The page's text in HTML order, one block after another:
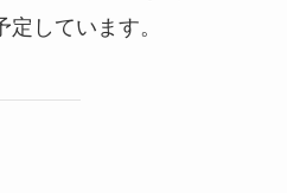
しています。